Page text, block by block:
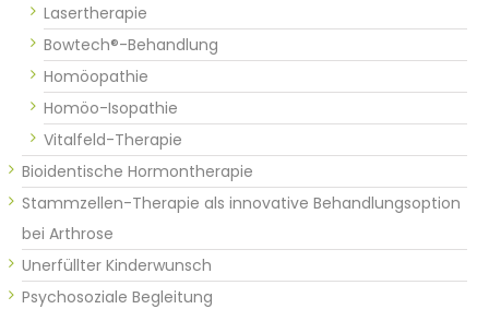
Lasertherapie
Bowtech®-Behandlung
Homöopathie
Homöo-Isopathie
Vitalfeld-Therapie
Bioidentische Hormontherapie
Stammzellen-Therapie als innovative Behandlungsoption
bei Arthrose
Unerfüllter Kinderwunsch
Psychosoziale Begleitung